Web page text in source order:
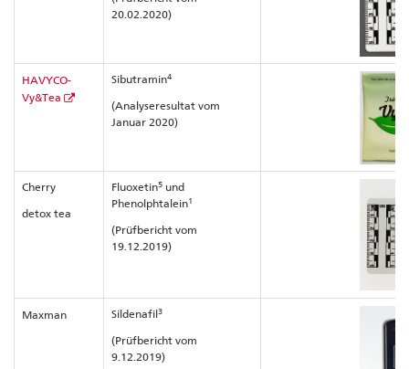
20.02.2020)
HAVYCO-
Vy&Tea
Sibutramin4
(Analyseresultat vom
Januar 2020)
Cherry
detox tea
Fluoxetin5 und
Phenolphtalein1
(Prüfbericht vom
19.12.2019)
Maxman Sildenafil3
(Prüfbericht vom
9.12.2019)